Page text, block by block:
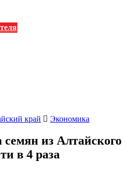
край Экономика
из Алтайского
в 4 раза